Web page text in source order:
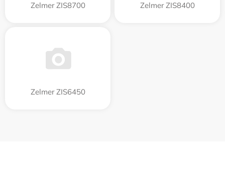
Zelmer ZIS8700 Zelmer ZIS8400
Zelmer ZIS6450